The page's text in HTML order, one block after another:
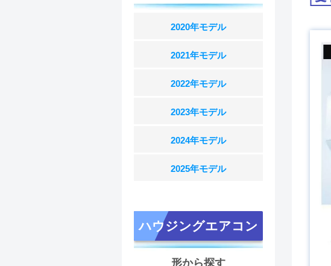
2020年モデル
2021年モデル
2022年モデル
2023年モデル
2024年モデル
2025年モデル
ハウジングエアコン
形から探す